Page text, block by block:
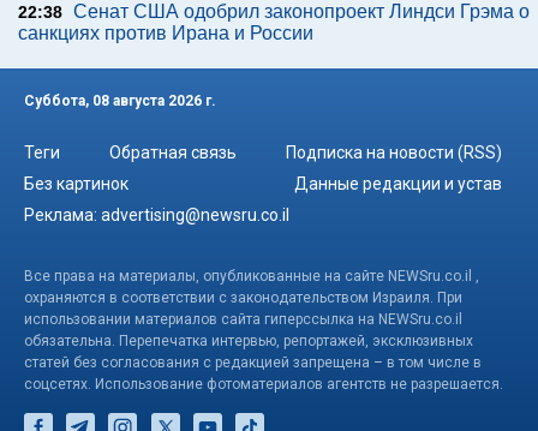
22:38 Сенат США одобрил законопроект Линдси Грэма о
санкциях против Ирана и России
Суббота, 08 августа 2026 г.
Теги Обратная связь
Подписка на новости (RSS)
Без картинок
Данные редакции и устав
Реклама: advertising@newsru.co.il
Все права на материалы, опубликованные на сайте NEWSru.co.il ,
охраняются в соответствии с законодательством Израиля. При
использовании материалов сайта гиперссылка на NEWSru.co.il
обязательна. Перепечатка интервью, репортажей, эксклюзивных
статей без согласования с редакцией запрещена – в том числе в
соцсетях. Использование фотоматериалов агентств не разрешается.